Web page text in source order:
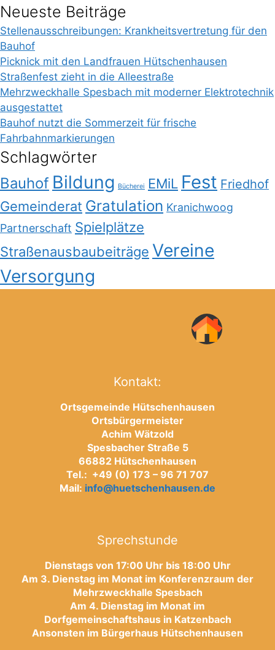
Neueste Beiträge
Stellenausschreibungen: Krankheitsvertretung für den
Bauhof
Picknick mit den Landfrauen Hütschenhausen
Straßenfest zieht in die Alleestraße
Mehrzweckhalle Spesbach mit moderner Elektrotechnik
ausgestattet
Bauhof nutzt die Sommerzeit für frische
Fahrbahnmarkierungen
Schlagwörter
Bauhof Bildung Bücherei EMiL Fest Friedhof
Gemeinderat Gratulation Kranichwoog
Partnerschaft Spielplätze
Straßenausbaubeiträge Vereine
Versorgung
Kontakt:
Ortsgemeinde Hütschenhausen
Ortsbürgermeister
Achim Wätzold
Spesbacher Straße 5
66882 Hütschenhausen
Tel.: +49 (0) 173 – 96 71 707
Mail: info@huetschenhausen.de
Sprechstunde
Dienstags von 17:00 Uhr bis 18:00 Uhr
Am 3. Dienstag im Monat im Konferenzraum der
Mehrzweckhalle Spesbach
Am 4. Dienstag im Monat im
Dorfgemeinschaftshaus in Katzenbach
Ansonsten im Bürgerhaus Hütschenhausen